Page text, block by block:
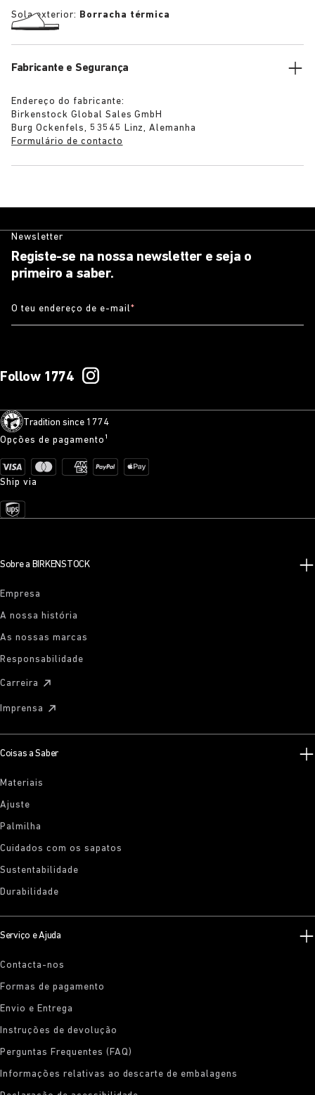
Sola exterior: Borracha térmica
Fabricante e Segurança
Endereço do fabricante:
Birkenstock Global Sales GmbH
Burg Ockenfels, 53545 Linz, Alemanha
Formulário de contacto
Newsletter
Registe-se na nossa newsletter e seja o
primeiro a saber.
O teu endereço de e-mail*
Follow 1774
Tradition since 1774
Opções de pagamento¹
Ship via
Sobre a BIRKENSTOCK
Empresa
A nossa história
As nossas marcas
Responsabilidade
Carreira
Imprensa
Coisas a Saber
Materiais
Ajuste
Palmilha
Cuidados com os sapatos
Sustentabilidade
Durabilidade
Serviço e Ajuda
Contacta-nos
Formas de pagamento
Envio e Entrega
Instruções de devolução
Perguntas Frequentes (FAQ)
Informações relativas ao descarte de embalagens